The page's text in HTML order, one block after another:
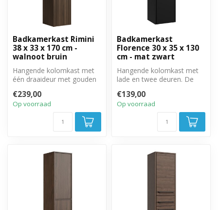
Badkamerkast Rimini
38 x 33 x 170 cm -
walnoot bruin
Hangende kolomkast met
één draaideur met gouden
linksom te p...
€239,00
Op voorraad
Badkamerkast
Florence 30 x 35 x 130
cm - mat zwart
Hangende kolomkast met
lade en twee deuren. De
rechtsom te ...
€139,00
Op voorraad